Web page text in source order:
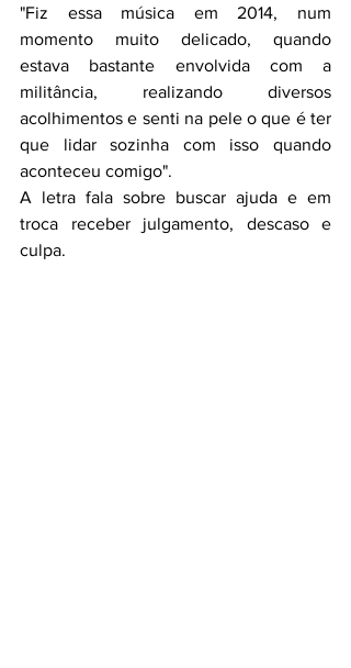
"Fiz essa música em 2014, num
momento muito delicado, quando
estava bastante envolvida com a
militância, realizando diversos
acolhimentos e senti na pele o que é ter
que lidar sozinha com isso quando
aconteceu comigo".
A letra fala sobre buscar ajuda e em
troca receber julgamento, descaso e
culpa.